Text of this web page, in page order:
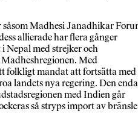
Madhesi Janadhikar
allierade har flera gånger
Nepal med strejker och
Med
folkligt mandat att fortsätta med
landets nya regering. Den enda
med Indien går
så stryps import av bränsle